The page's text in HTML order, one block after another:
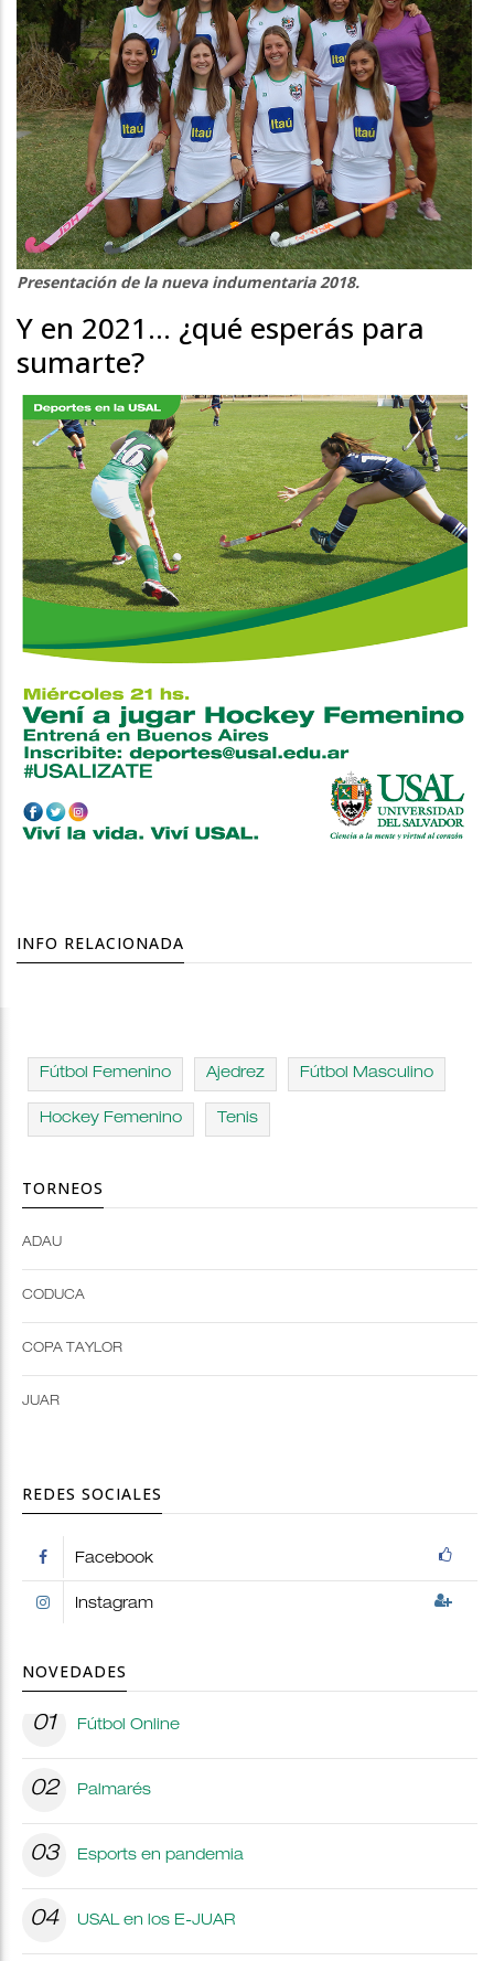
Presentación de la nueva indumentaria 2018.
Y en 2021… ¿qué esperás para
sumarte?
INFO RELACIONADA
Fútbol Femenino Ajedrez Fútbol Masculino
Hockey Femenino Tenis
TORNEOS
Open
Deportes
configuration
options
Open
configuration
options
ADAU
CODUCA
COPA TAYLOR
JUAR
REDES SOCIALES
Facebook
Instagram
NOVEDADES
01 Fútbol Online
02 Palmarés
03 Esports en pandemia
04 USAL en los E-JUAR